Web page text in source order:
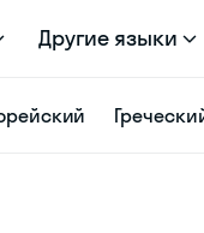
Другие языки